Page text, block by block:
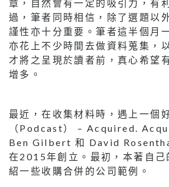
章，自然會有一定的吸引力，有
過，筆者同時相信，除了選題以
謹性亦十分重要。筆者這半個月
亦花上不少時間去做資料蒐集，
才將之呈現於讀者前，真心希望
增多。
最近，在收集材料時，遇上一個
（Podcast） – Acquired.
Ben Gilbert 和 David
在2015年創立。最初，本著自己
紹一些收購合併的公司範例。